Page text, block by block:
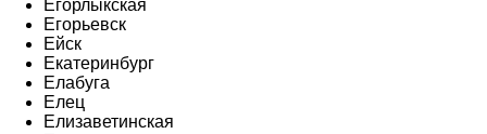
Егорлыкская
Егорьевск
Ейск
Екатеринбург
Елабуга
Елец
Елизаветинская